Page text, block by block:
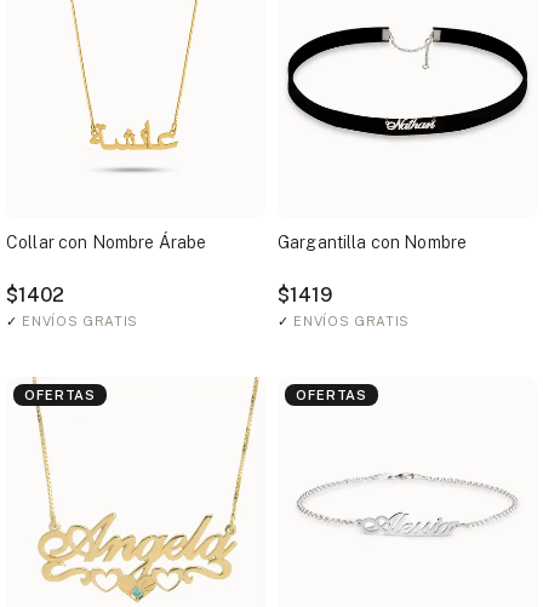
Collar con Nombre Árabe
$1402
✓ ENVÍOS GRATIS
Gargantilla con Nombre
$1419
✓ ENVÍOS GRATIS
OFERTAS OFERTAS